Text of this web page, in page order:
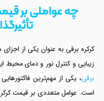
چه عواملی بر
کرکره برقی به عنوان یکی از
زیبایی و کنترل نور و دمای محیط
برقی، یکی از مهم‌ترین
است. عوامل متعددی بر قیمت کرکره